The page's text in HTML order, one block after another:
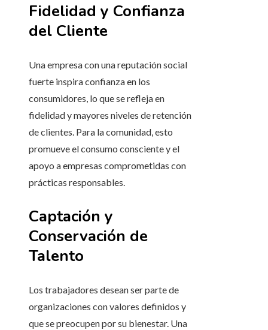
Fidelidad y Confianza
del Cliente
Una empresa con una reputación social
fuerte inspira confianza en los
consumidores, lo que se refleja en
fidelidad y mayores niveles de retención
de clientes. Para la comunidad, esto
promueve el consumo consciente y el
apoyo a empresas comprometidas con
prácticas responsables.
Captación y
Conservación de
Talento
Los trabajadores desean ser parte de
organizaciones con valores definidos y
que se preocupen por su bienestar. Una